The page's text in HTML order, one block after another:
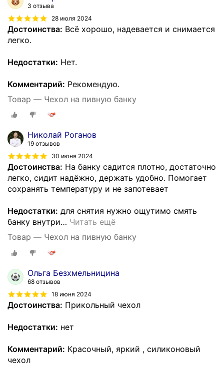
3 отзыва
28 июля 2024
Достоинства: Всё хорошо, надевается и снимается
легко.
Недостатки: Нет.
Комментарий: Рекомендую.
Товар — Чехол на пивную банку
Николай Роганов
19 отзывов
30 июня 2024
Достоинства: На банку садится плотно, достаточно
легко, сидит надёжно, держать удобно. Помогает
сохранять температуру и не запотевает
Недостатки: для снятия нужно ощутимо смять
банку внутри… Читать ещё
Товар — Чехол на пивную банку
Ольга Безхмельницина
68 отзывов
18 июня 2024
Достоинства: Прикольный чехол
Недостатки: нет
Комментарий: Красочный, яркий , силиконовый
чехол